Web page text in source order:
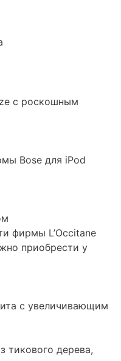
с роскошным
Bose для iPod
фирмы L’Occitane
приобрести у
с увеличивающим
тикового дерева,